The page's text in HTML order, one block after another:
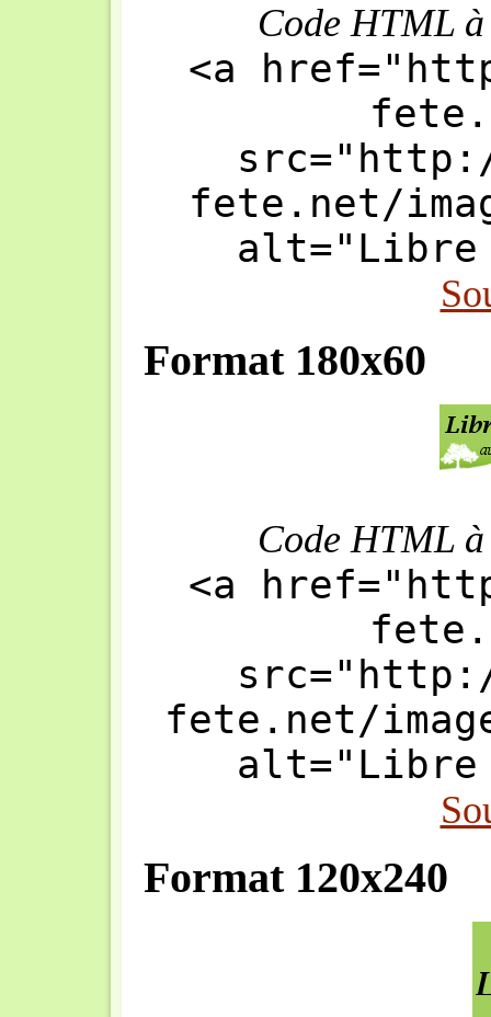
Code HTML
<a
fete.net/
alt="Libre
Format 180x60
Code HTML
<a
fete.net/
alt="Libre
Format 120x240